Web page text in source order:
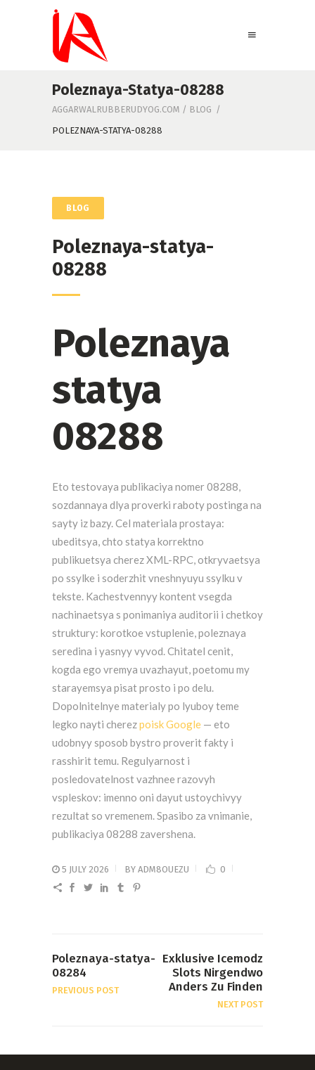
Poleznaya-Statya-08288
AGGARWALRUBBERUDYOG.COM / BLOG /
POLEZNAYA-STATYA-08288
BLOG
Poleznaya-statya-
08288
Poleznaya
statya
08288
Eto testovaya publikaciya nomer 08288,
sozdannaya dlya proverki raboty postinga na
sayty iz bazy. Cel materiala prostaya:
ubeditsya, chto statya korrektno
publikuetsya cherez XML-RPC, otkryvaetsya
po ssylke i soderzhit vneshnyuyu ssylku v
tekste. Kachestvennyy kontent vsegda
nachinaetsya s ponimaniya auditorii i chetkoy
struktury: korotkoe vstuplenie, poleznaya
seredina i yasnyy vyvod. Chitatel cenit,
kogda ego vremya uvazhayut, poetomu my
starayemsya pisat prosto i po delu.
Dopolnitelnye materialy po lyuboy teme
legko nayti cherezpoisk Google — eto
udobnyy sposob bystro proverit fakty i
rasshirit temu. Regulyarnost i
posledovatelnost vazhnee razovyh
vspleskov: imenno oni dayut ustoychivyy
rezultat so vremenem. Spasibo za vnimanie,
publikaciya 08288 zavershena.
5 JULY 2026 BY ADM8OUEZU 0
Poleznaya-statya-
08284
PREVIOUS POST
Exklusive Icemodz
Slots Nirgendwo
Anders Zu Finden
NEXT POST